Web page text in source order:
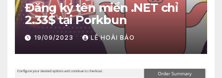
Đăng ký tên miền .NET chỉ
2.33$ tại Porkbun
19/09/2023 LÊ HOÀI BẢO